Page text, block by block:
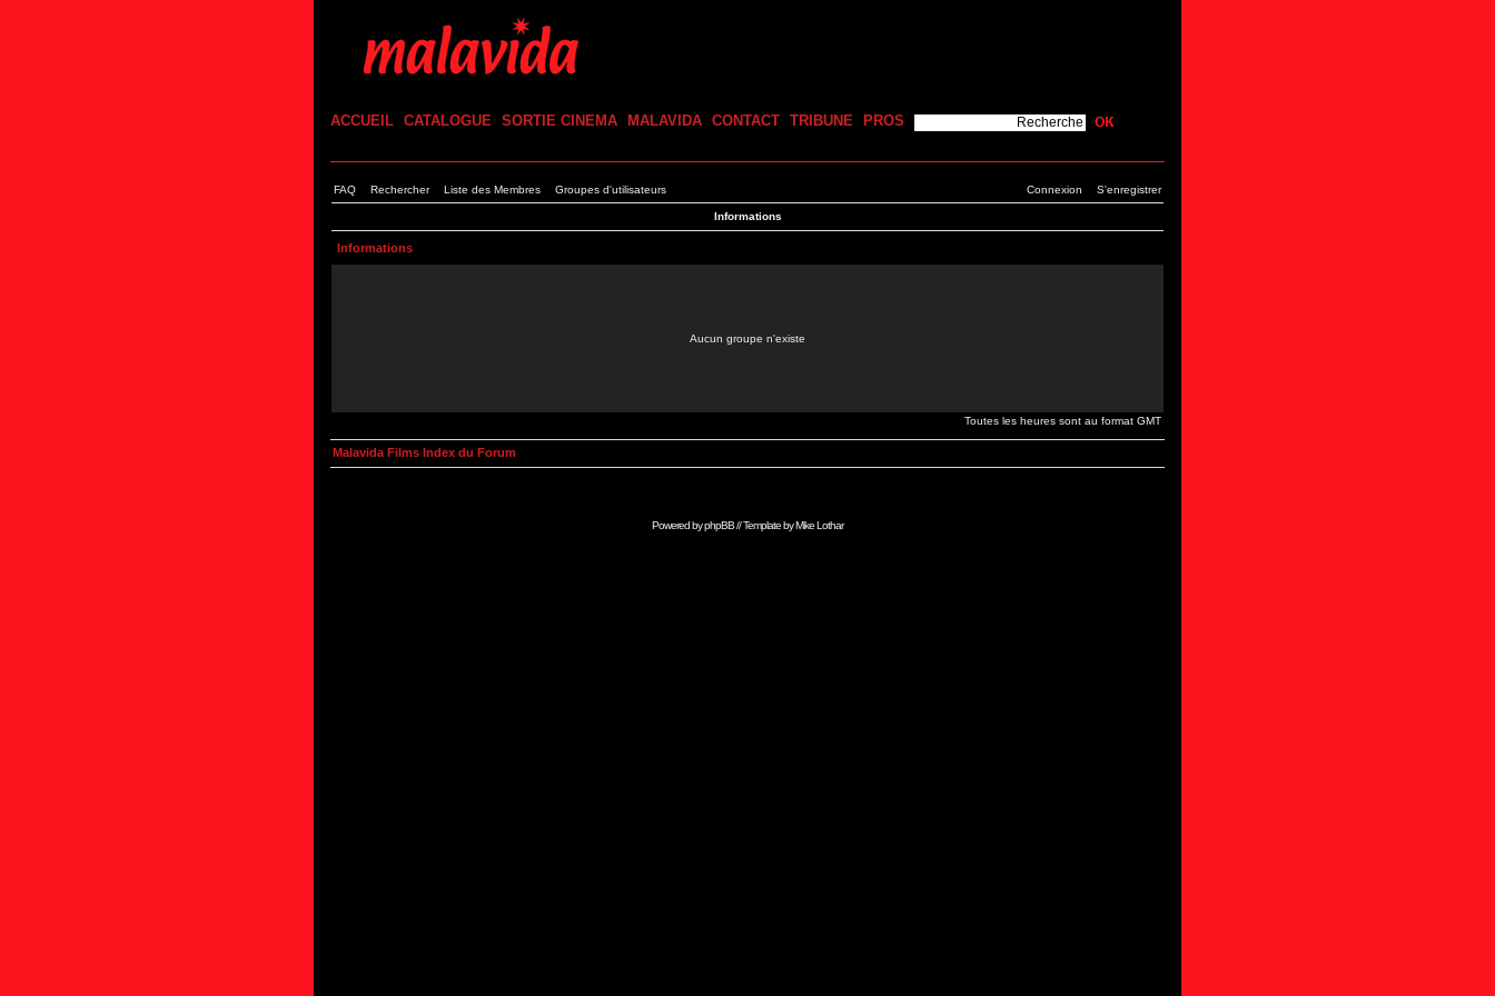
ACCUEIL CATALOGUE SORTIE CINEMA MALAVIDA CONTACT TRIBUNE PROS
FAQ Rechercher Liste des Membres Groupes d'utilisateurs Connexion S'enregistrer
Informations
Informations
Aucun groupe n'existe
Toutes les heures sont au format GMT
Malavida Films Index du Forum
Powered byphpBB// Template byMike Lothar